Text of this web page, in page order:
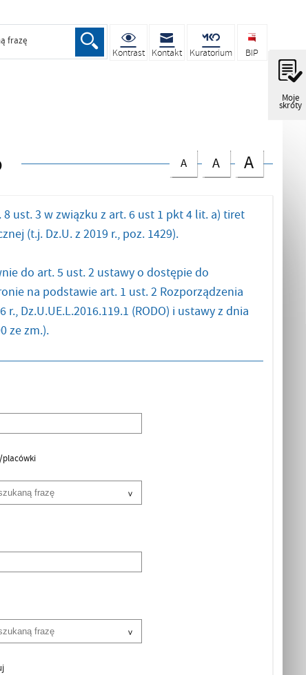
Moje
skróty
frazę
Kontrast Kontakt Kuratorium BIP
A A A
ust. 3 w związku z art. 6 ust 1 pkt 4 lit. a) tiret
(t.j. Dz.U. z 2019 r., poz. 1429).
do art. 5 ust. 2 ustawy o dostępie do
na podstawie art. 1 ust. 2 Rozporządzenia
Dz.U.UE.L.2016.119.1 (RODO) i ustawy z dnia
ze zm.).
placówki